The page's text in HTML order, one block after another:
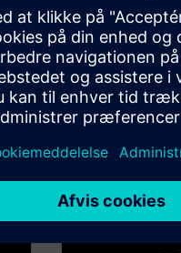
systemlandskab.
og intuitiv. Tilpasset og